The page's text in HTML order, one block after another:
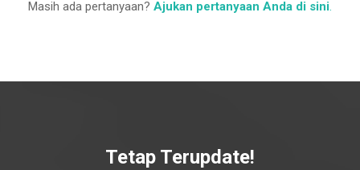
Masih ada pertanyaan? Ajukan pertanyaan Anda di sini.
Tetap Terupdate!